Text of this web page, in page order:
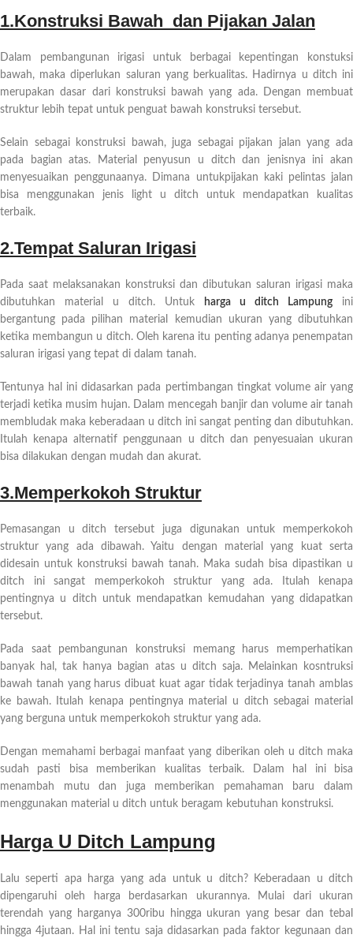
1.Konstruksi Bawah dan Pijakan Jalan
Dalam pembangunan irigasi untuk berbagai kepentingan konstuksi
bawah, maka diperlukan saluran yang berkualitas. Hadirnya u ditch ini
merupakan dasar dari konstruksi bawah yang ada. Dengan membuat
struktur lebih tepat untuk penguat bawah konstruksi tersebut.
Selain sebagai konstruksi bawah, juga sebagai pijakan jalan yang ada
pada bagian atas. Material penyusun u ditch dan jenisnya ini akan
menyesuaikan penggunaanya. Dimana untukpijakan kaki pelintas jalan
bisa menggunakan jenis light u ditch untuk mendapatkan kualitas
terbaik.
2.Tempat Saluran Irigasi
Pada saat melaksanakan konstruksi dan dibutukan saluran irigasi maka
dibutuhkan material u ditch. Untuk
harga u ditch Lampung ini
bergantung pada pilihan material kemudian ukuran yang dibutuhkan
ketika membangun u ditch. Oleh karena itu penting adanya penempatan
saluran irigasi yang tepat di dalam tanah.
Tentunya hal ini didasarkan pada pertimbangan tingkat volume air yang
terjadi ketika musim hujan. Dalam mencegah banjir dan volume air tanah
membludak maka keberadaan u ditch ini sangat penting dan dibutuhkan.
Itulah kenapa alternatif penggunaan u ditch dan penyesuaian ukuran
bisa dilakukan dengan mudah dan akurat.
3.Memperkokoh Struktur
Pemasangan u ditch tersebut juga digunakan untuk memperkokoh
struktur yang ada dibawah. Yaitu dengan material yang kuat serta
didesain untuk konstruksi bawah tanah. Maka sudah bisa dipastikan u
ditch ini sangat memperkokoh struktur yang ada. Itulah kenapa
pentingnya u ditch untuk mendapatkan kemudahan yang didapatkan
tersebut.
Pada saat pembangunan konstruksi memang harus memperhatikan
banyak hal, tak hanya bagian atas u ditch saja. Melainkan kosntruksi
bawah tanah yang harus dibuat kuat agar tidak terjadinya tanah amblas
ke bawah. Itulah kenapa pentingnya material u ditch sebagai material
yang berguna untuk memperkokoh struktur yang ada.
Dengan memahami berbagai manfaat yang diberikan oleh u ditch maka
sudah pasti bisa memberikan kualitas terbaik. Dalam hal ini bisa
menambah mutu dan juga memberikan pemahaman baru dalam
menggunakan material u ditch untuk beragam kebutuhan konstruksi.
Harga U Ditch Lampung
Lalu seperti apa harga yang ada untuk u ditch? Keberadaan u ditch
dipengaruhi oleh harga berdasarkan ukurannya. Mulai dari ukuran
terendah yang harganya 300ribu hingga ukuran yang besar dan tebal
hingga 4jutaan. Hal ini tentu saja didasarkan pada faktor kegunaan dan